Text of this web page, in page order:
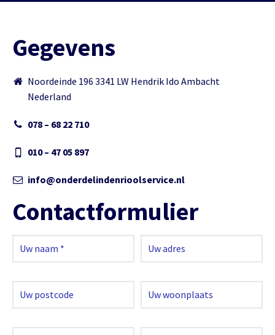
Gegevens
Noordeinde 196 3341 LW Hendrik Ido Ambacht
Nederland
078 – 68 22 710
010 – 47 05 897
info@onderdelindenrioolservice.nl
Contactformulier